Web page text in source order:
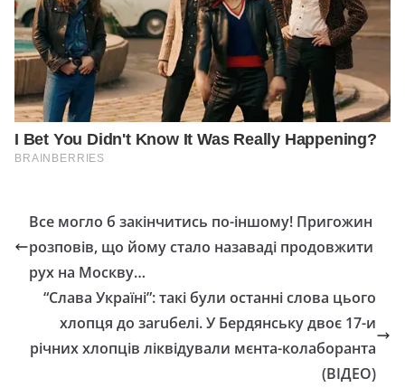
Все могло б закінчитись по-іншому! Пригожин
розповів, що йому стало назаваді продовжити
рух на Москву…
“Слава Україні”: такі були останні слова цього
хлопця до заruбелі. У Бердянську двоє 17-и
річних хлопців ліквідували мєнта-колаборанта
(ВІДЕО)